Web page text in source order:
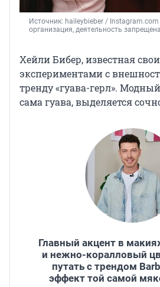
Источник: haileybieber / Instagram.com
организация, деятельность
Хейли Бибер, известная
экспериментами с
тренду «гуава-герл».
сама гуава, выделяется
Главный акцент в
и нежно-коралловый
путать с трендом
эффект той самой